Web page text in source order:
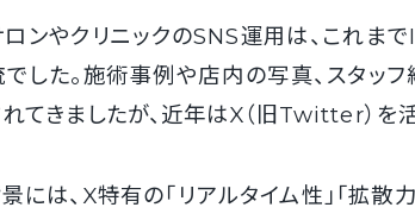
ンやクリニックのSNS運用は、これま
した。施術事例や店内の写真、スタッ
てきましたが、近年はX（旧Twitter）を
には、X特有の「リアルタイム性」「拡散